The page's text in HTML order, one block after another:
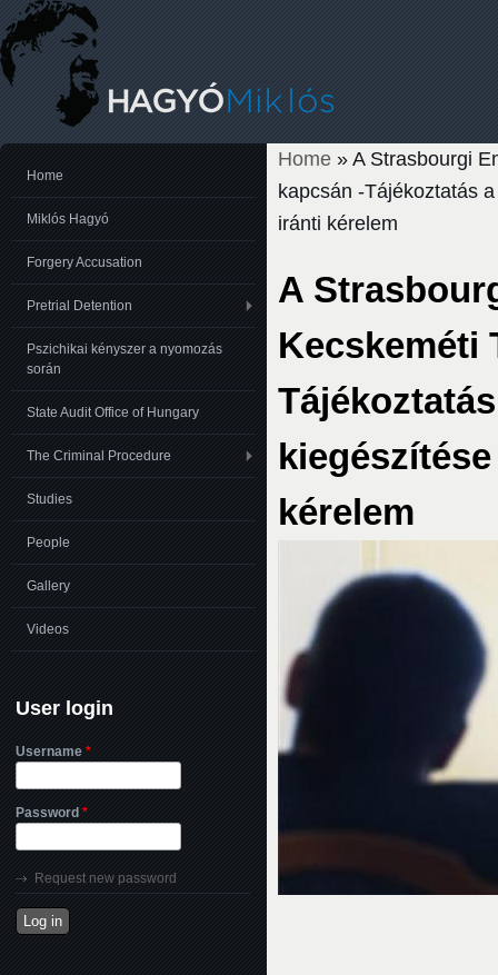
Home » A Strasbourgi
kapcsán -Tájékoztatás
iránti kérelem
A
Kecskeméti
kérelem
Home
Miklós Hagyó
Forgery Accusation
Pretrial Detention
Pszichikai kényszer a nyomozás
során
State Audit Office of Hungary
The Criminal Procedure
Studies
People
Gallery
Videos
User login
Username *
Password *
Request new password